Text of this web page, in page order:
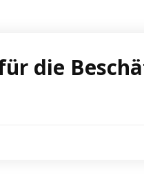
die